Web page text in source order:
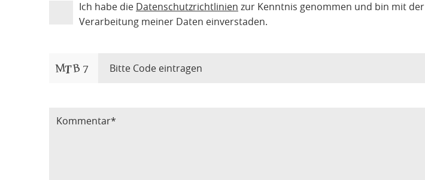
Ich habe die Datenschutzrichtlinien zur Kenntnis genommen und bin mit der
Verarbeitung meiner Daten einverstaden.